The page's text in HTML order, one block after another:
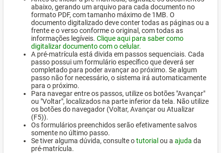
abaixo, gerando um arquivo para cada documento no
formato PDF, com tamanho máximo de 1MB. O
documento digitalizado deve conter todas as páginas ou a
frente e o verso conforme o original, com todas as
informações legíveis. Clique aqui para saber como
digitalizar documento com o celular.
A pré-matrícula está divida em passos sequenciais. Cada
passo possui um formulário específico que deverá ser
completado para poder avançar ao próximo. Se algum
passo não for necessário, o sistema irá automaticamente
para o próximo.
Para navegar entre os passos, utilize os botões "Avançar"
ou "Voltar", localizados na parte inferior da tela. Não utilize
os botões do navegador (Voltar, Avançar ou Atualizar
(F5)).
Os formulários preenchidos serão efetivamente salvos
somente no último passo.
Se tiver alguma dúvida, consulte otutorial ou a ajuda da
pré-matrícula.